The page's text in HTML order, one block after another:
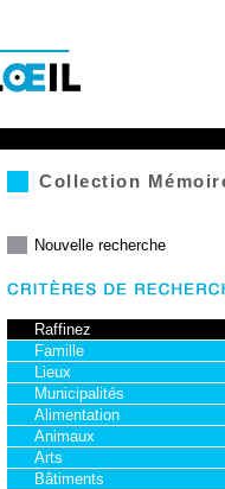
centre
Collection
Nouvelle recherche
Raffinez
Famille
Lieux
Municipalités
Alimentation
Animaux
Arts
Bâtiments